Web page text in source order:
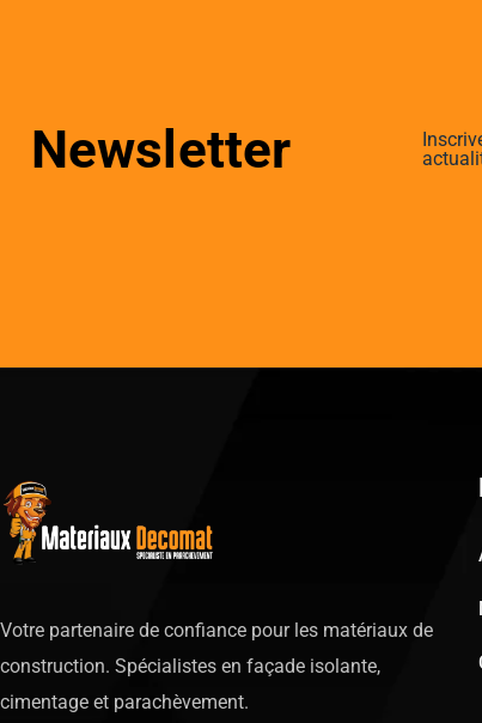
Newsletter
Votre partenaire de confiance pour les matériaux de
construction. Spécialistes en façade isolante,
cimentage et parachèvement.